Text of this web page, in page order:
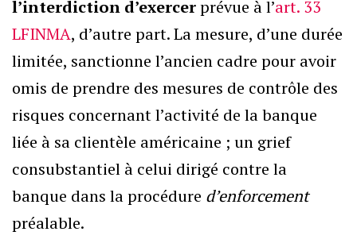
l’interdiction d’exercerprévue à l’art. 33
LFINMA, d’autre part. La mesure, d’une durée
limitée, sanctionne l’ancien cadre pour avoir
omis de prendre des mesures de contrôle des
risques concernant l’activité de la banque
liée à sa clientèle américaine ; un grief
consubstantiel à celui dirigé contre la
banque dans la procédure d’enforcement
préalable.